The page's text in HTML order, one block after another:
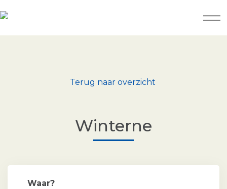
Terug naar overzicht
Winterne
Waar?